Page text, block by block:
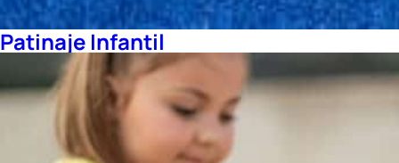
Patinaje Infantil